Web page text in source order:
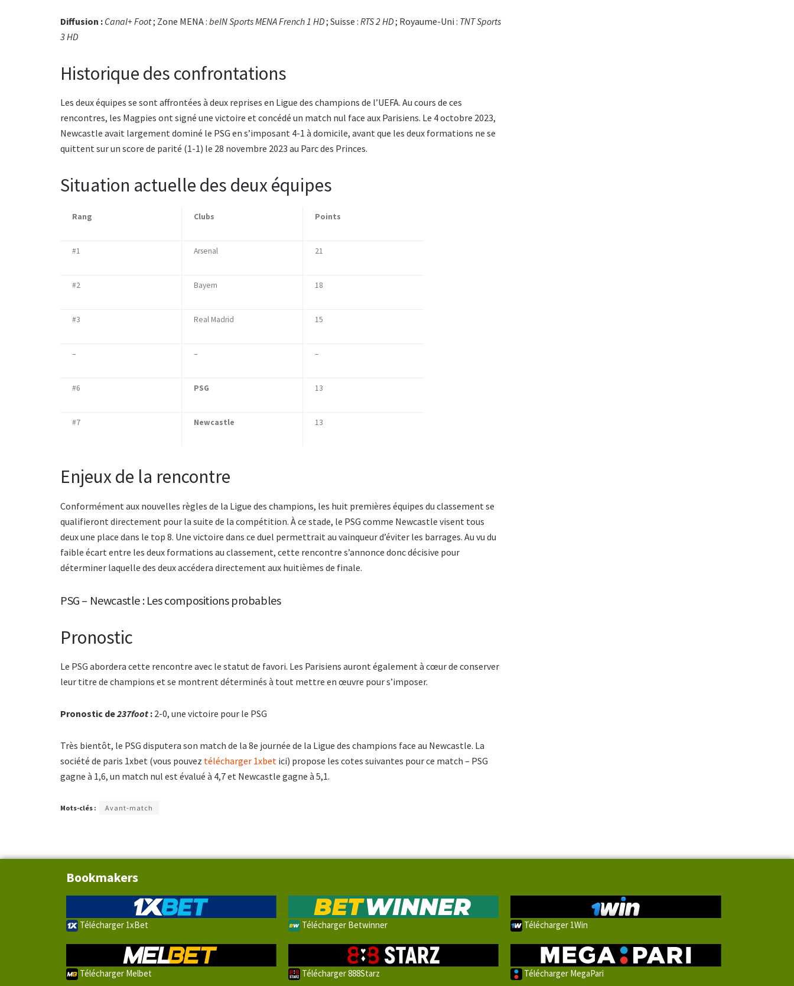
Diffusion : Canal+ Foot; Zone MENA : beIN Sports MENA French 1 HD; Suisse : RTS 2 HD; Royaume-Uni : TNT Sports
3 HD
Historique des confrontations
Les deux équipes se sont affrontées à deux reprises en Ligue des champions de l’UEFA. Au cours de ces
rencontres, les Magpies ont signé une victoire et concédé un match nul face aux Parisiens. Le 4 octobre 2023,
Newcastle avait largement dominé le PSG en s’imposant 4-1 à domicile, avant que les deux formations ne se
quittent sur un score de parité (1-1) le 28 novembre 2023 au Parc des Princes.
Situation actuelle des deux équipes
Rang Clubs Points
#1 Arsenal 21
#2 Bayern 18
#3 Real Madrid 15
– – –
#6 PSG 13
#7 Newcastle 13
Enjeux de la rencontre
Conformément aux nouvelles règles de la Ligue des champions, les huit premières équipes du classement se
qualifieront directement pour la suite de la compétition. À ce stade, le PSG comme Newcastle visent tous
deux une place dans le top 8. Une victoire dans ce duel permettrait au vainqueur d’éviter les barrages. Au vu du
faible écart entre les deux formations au classement, cette rencontre s’annonce donc décisive pour
déterminer laquelle des deux accédera directement aux huitièmes de finale.
PSG – Newcastle : Les compositions probables
Pronostic
Le PSG abordera cette rencontre avec le statut de favori. Les Parisiens auront également à cœur de conserver
leur titre de champions et se montrent déterminés à tout mettre en œuvre pour s’imposer.
Pronostic de237foot : 2-0, une victoire pour le PSG
Très bientôt, le PSG disputera son match de la 8e journée de la Ligue des champions face au Newcastle. La
société de paris 1xbet (vous pouvez télécharger 1xbet ici) propose les cotes suivantes pour ce match – PSG
gagne à 1,6, un match nul est évalué à 4,7 et Newcastle gagne à 5,1.
Mots-clés : Avant-match
Bookmakers
Télécharger 1xBet Télécharger Betwinner Télécharger 1Win
Télécharger Melbet Télécharger 888Starz Télécharger MegaPari